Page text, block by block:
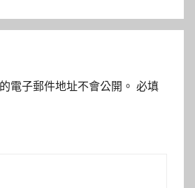
電子郵件地址不會公開。 必填